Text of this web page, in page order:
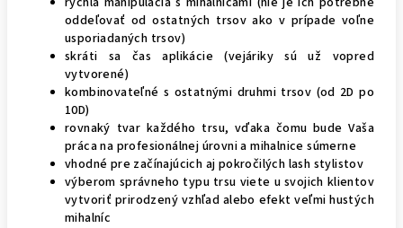
oddeľovať od ostatných trsov ako v prípade voľne
usporiadaných trsov)
skráti sa čas aplikácie (vejáriky sú už vopred
vytvorené)
kombinovateľné s ostatnými druhmi trsov (od 2D po
10D)
rovnaký tvar každého trsu, vďaka čomu bude Vaša
práca na profesionálnej úrovni a mihalnice súmerne
vhodné pre začínajúcich aj pokročilých lash stylistov
výberom správneho typu trsu viete u svojich klientov
vytvoriť prirodzený vzhľad alebo efekt veľmi hustých
mihalníc